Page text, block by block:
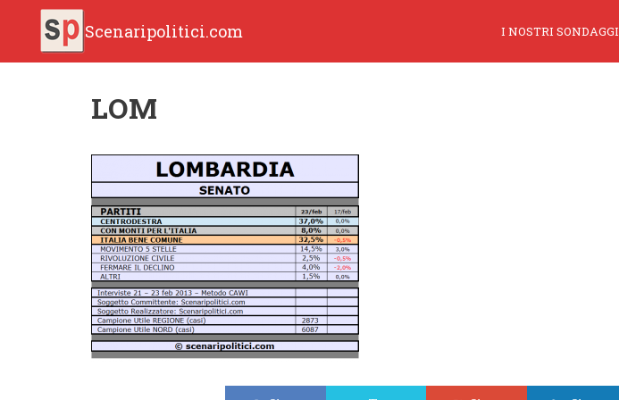
Scenaripolitici.com I NOSTRI SONDAGGI
LOM